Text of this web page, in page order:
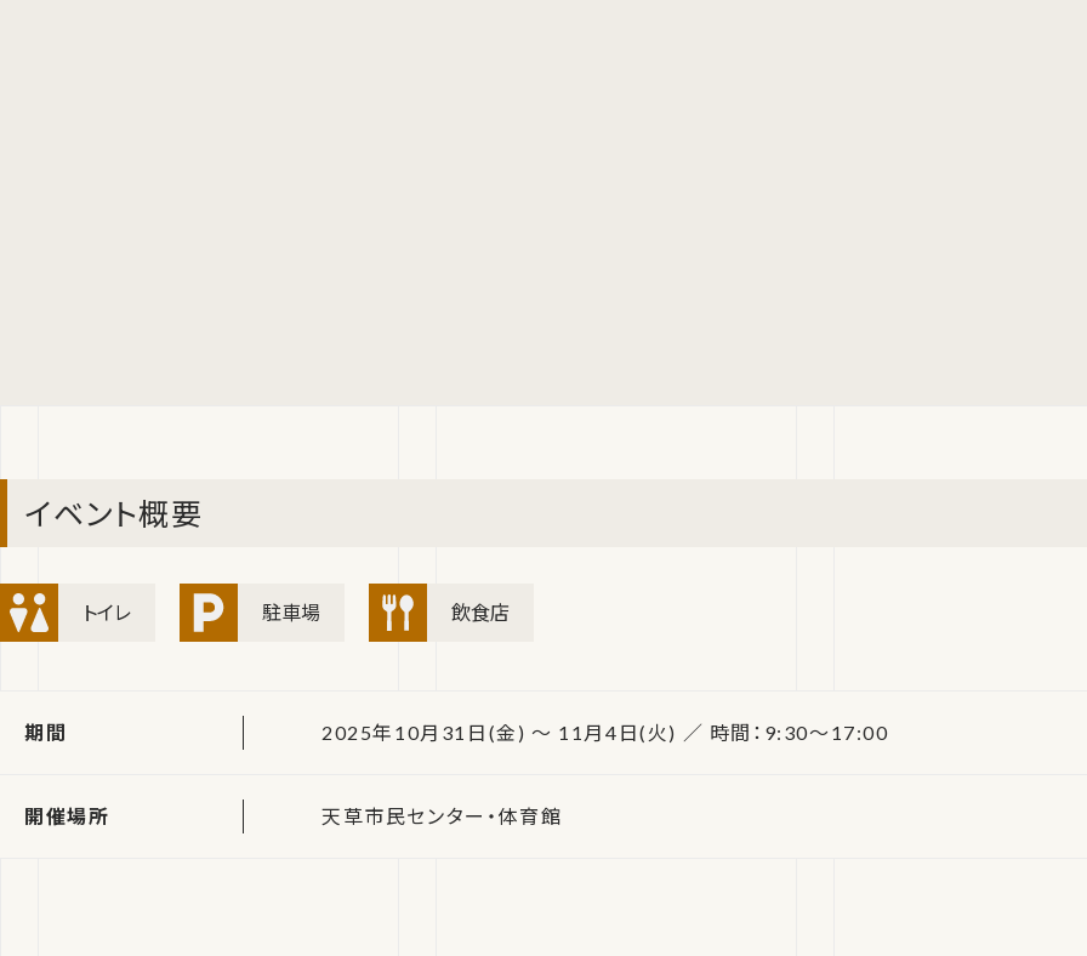
イベント概要
トイレ 駐車場 飲食店
期間 2025年10月31日(金) ～ 11月4日(火) ／ 時間：9:30～17:00
開催場所 天草市民センター・体育館